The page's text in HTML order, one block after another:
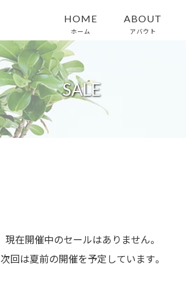
HOME
ホーム
ABOUT
アバウト
SALE
現在開催中のセールはありません。
次回は夏前の開催を予定しています。